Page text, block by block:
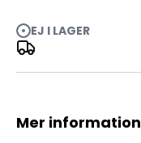
EJ I LAGER
Mer information